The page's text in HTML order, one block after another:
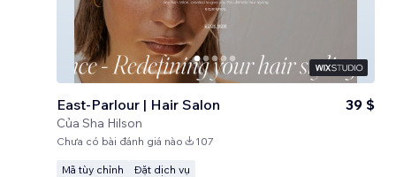
East-Parlour | Hair Salon
Của Sha Hilson
39 $
Chưa có bài đánh giá nào 107
Mã tùy chỉnh Đặt dịch vụ